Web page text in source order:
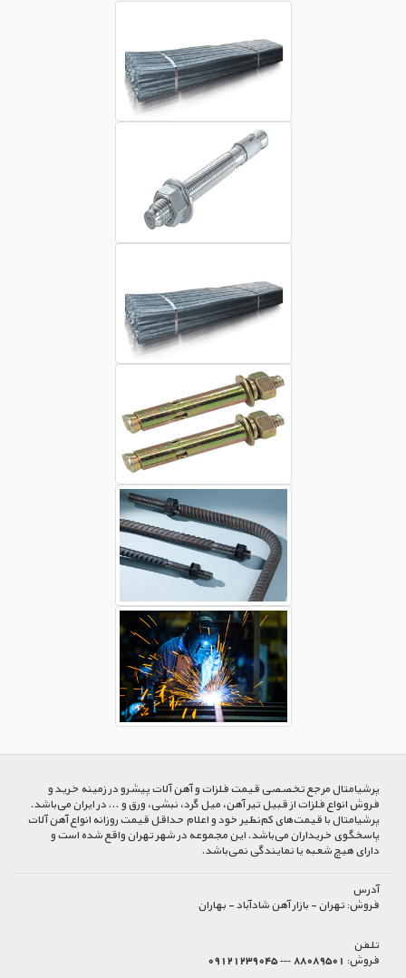
پرشیا‌متال مرجع تخصصی قیمت فلزات و آهن آلات پیشرو در زمینه خرید و
فروش انواع فلزات از قبیل تیر آهن، میل گرد، نبشی، ورق و ... در ایران می‌باشد.
پرشیامتال با قیمت‌های کم‌نظیر خود و اعلام حداقل قیمت روزانه انواع آهن آلات
پاسخگوی خریداران می‌باشد. این مجموعه در شهر تهران واقع شده است و
دارای هیچ شعبه یا نمایندگی نمی‌باشد.
آدرس
فروش:تهران - بازار آهن شادآباد - بهاران
تلفن
فروش: 88089501 --- 09121239045